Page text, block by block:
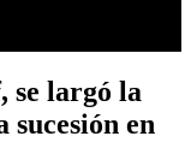
se largó la
sucesión en